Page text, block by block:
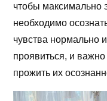
чтобы максимально
необходимо
чувства нормально
проявиться, и
прожить их